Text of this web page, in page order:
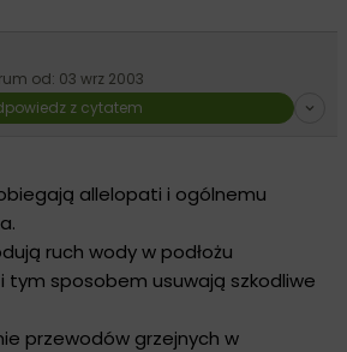
od: 03 wrz 2003
z cytatem
allelopati i ogólnemu
ruch wody w podłożu
tym sposobem usuwają szkodliwe
przewodów grzejnych w